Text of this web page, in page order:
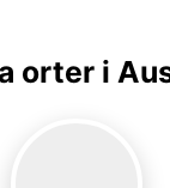
orter i